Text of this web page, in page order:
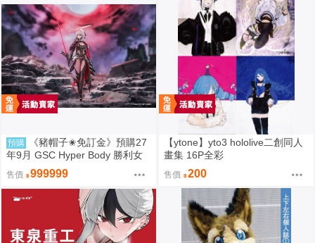
預購
《豬帽子✬免訂金》預購27
年9月 GSC Hyper Body 勝利女
神：妮姬 紅蓮：暗影 0913
售價 999999
【ytone】yto3 hololive二創同人
畫集 16P全彩
售價 200